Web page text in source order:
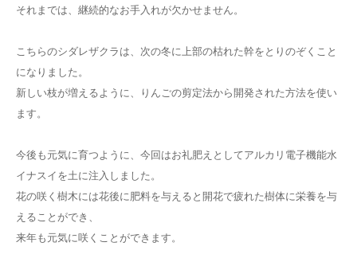
それまでは、継続的なお手入れが欠かせません。
こちらのシダレザクラは、次の冬に上部の枯れた幹をとりのぞくこと
になりました。
新しい枝が増えるように、りんごの剪定法から開発された方法を使い
ます。
今後も元気に育つように、今回はお礼肥えとしてアルカリ電子機能水
イナスイを土に注入しました。
花の咲く樹木には花後に肥料を与えると開花で疲れた樹体に栄養を与
えることができ、
来年も元気に咲くことができます。